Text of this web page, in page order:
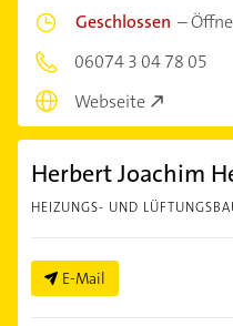
Geschlossen –
06074 3 04 78 05
Webseite
Herbert Joachim
HEIZUNGS- UND
E-Mail